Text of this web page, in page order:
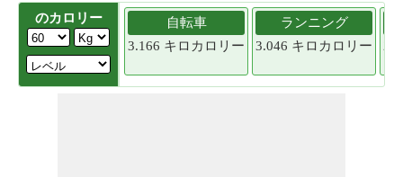
のカロリー
自転車
3.166 キロカロリー
ランニング
3.046 キロカロリー